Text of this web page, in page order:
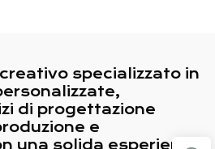
specializzato in
di progettazione
e
una solida esperienza